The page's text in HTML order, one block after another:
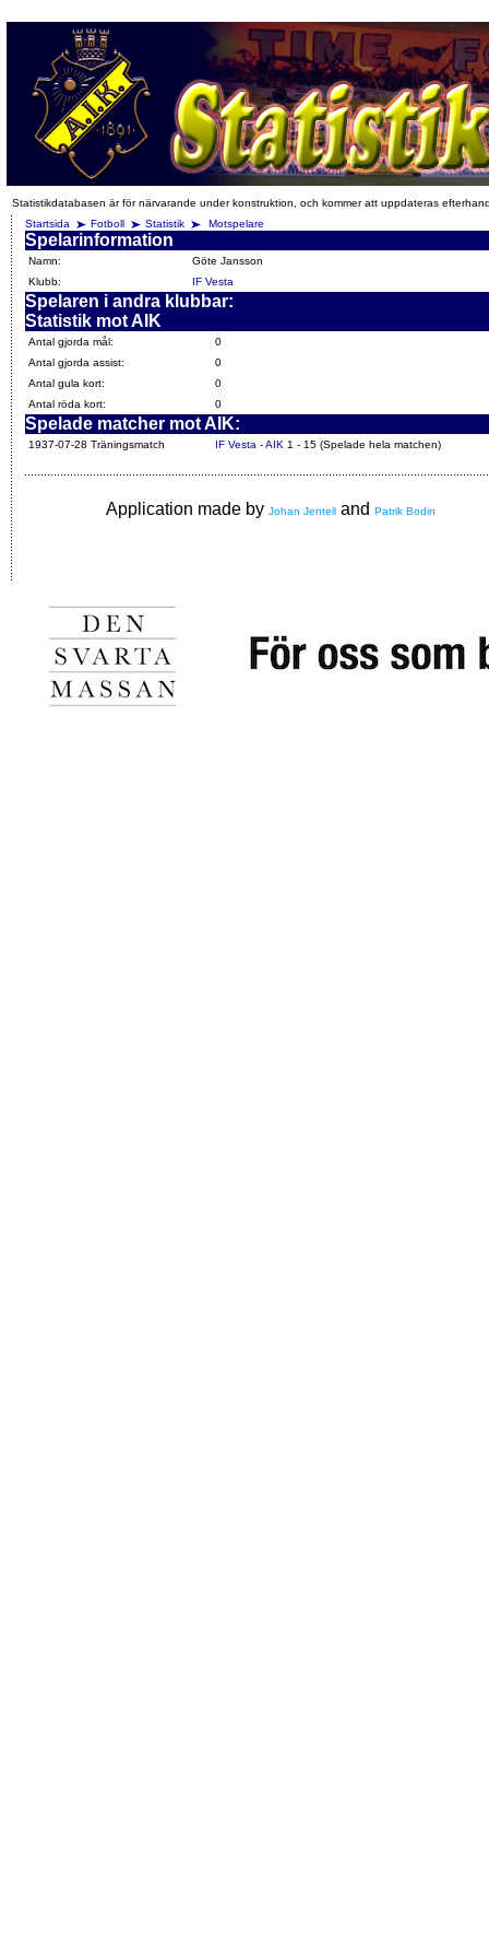
Statistikdatabasen är för närvarande under konstruktion, och kommer att uppdateras
Startsida
Fotboll Statistik Motspelare
Spelarinformation
Namn:
Göte Jansson
Klubb:
IF Vesta
Spelaren i andra klubbar:
Statistik mot AIK
Antal gjorda mål:
0
Antal gjorda assist:
0
Antal gula kort:
0
Antal röda kort:
0
Spelade matcher mot AIK:
1937-07-28 Träningsmatch IF Vesta - AIK 1 - 15 (Spelade hela matchen)
Application made by Johan Jentell and Patrik Bodin